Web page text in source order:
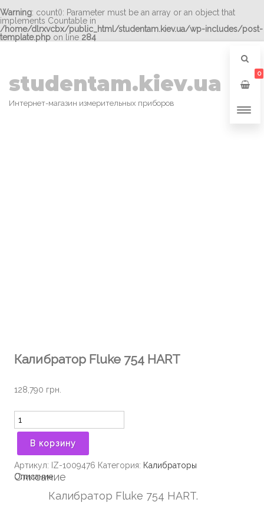
Warning: count(): Parameter must be an array or an object that
implements Countable in
/home/dlrxvcbx/public_html/studentam.kiev.ua/wp-includes/post-
template.php on line 284
studentam.kiev.ua
Интернет-магазин измерительных приборов
0
Калибратор Fluke 754 HART
128,790 грн.
Количество
В корзину
Артикул: IZ-1009476 Категория: Калибраторы
Описание
Описание
Калибратор Fluke 754 HART.